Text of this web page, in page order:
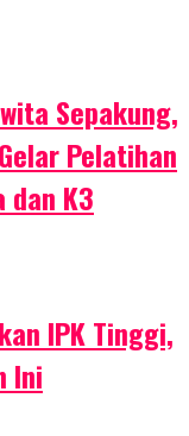
Sepakung,
Pelatihan
dan K3
IPK Tinggi,
Ini